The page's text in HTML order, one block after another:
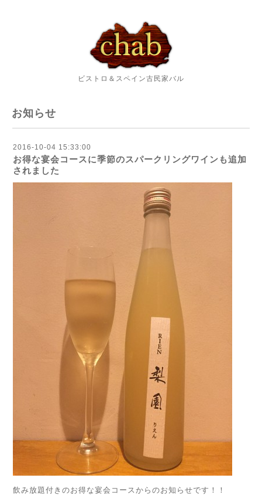
ビストロ＆スペイン古民家バル
お知らせ
2016-10-04 15:33:00
お得な宴会コースに季節のスパークリングワインも追加
されました
飲み放題付きのお得な宴会コースからのお知らせです！！